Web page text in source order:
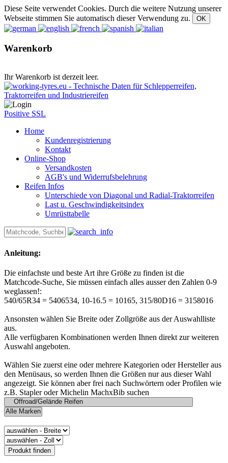
Diese Seite verwendet Cookies. Durch die weitere Nutzung unserer
Webseite stimmen Sie automatisch dieser Verwendung zu.
Warenkorb
Ihr Warenkorb ist derzeit leer.
Positive SSL
Home
Kundenregistrierung
Kontakt
Online-Shop
Versandkosten
AGB's und Widerrufsbelehrung
Reifen Infos
Unterschiede von Diagonal und Radial-Traktorreifen
Last u. Geschwindigkeitsindex
Umrüsttabelle
Anleitung:
Die einfachste und beste Art ihre Größe zu finden ist die
Matchcode-Suche, Sie müssen einfach alles ausser den Zahlen 0-9
weglassen!:
540/65R34 = 5406534, 10-16.5 = 10165, 315/80D16 = 3158016
Ansonsten wählen Sie Breite oder Zollgröße aus der Auswahlliste
aus.
Alle verfügbaren Kombinationen werden Ihnen direkt zur weiteren
Auswahl angeboten.
Wählen Sie zuerst eine oder mehrere Kategorien oder Hersteller aus
den Menüsaus, so werden Ihnen die Größen nur aus dieser Wahl
angezeigt. Sie können aber frei nach Suchwörtern oder Profilen wie
z.B. Stapler oder Michelin MachxBib suchen